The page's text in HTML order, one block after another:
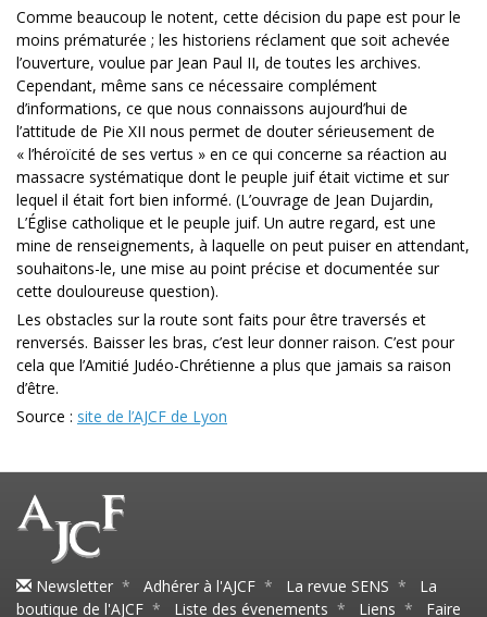
Comme beaucoup le notent, cette décision du pape est pour le
moins prématurée ; les historiens réclament que soit achevée
l’ouverture, voulue par Jean Paul II, de toutes les archives.
Cependant, même sans ce nécessaire complément
d’informations, ce que nous connaissons aujourd’hui de
l’attitude de Pie XII nous permet de douter sérieusement de
« l’héroïcité de ses vertus » en ce qui concerne sa réaction au
massacre systématique dont le peuple juif était victime et sur
lequel il était fort bien informé. (L’ouvrage de Jean Dujardin,
L’Église catholique et le peuple juif. Un autre regard, est une
mine de renseignements, à laquelle on peut puiser en attendant,
souhaitons-le, une mise au point précise et documentée sur
cette douloureuse question).
Les obstacles sur la route sont faits pour être traversés et
renversés. Baisser les bras, c’est leur donner raison. C’est pour
cela que l’Amitié Judéo-Chrétienne a plus que jamais sa raison
d’être.
Source : site de l’AJCF de Lyon
Newsletter * Adhérer à l'AJCF * La revue SENS * La
boutique de l'AJCF * Liste des évenements * Liens * Faire